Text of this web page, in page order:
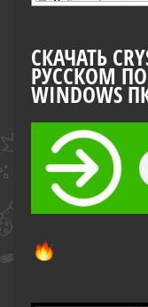
СКАЧАТЬ
РУССКОМ
WINDOWS